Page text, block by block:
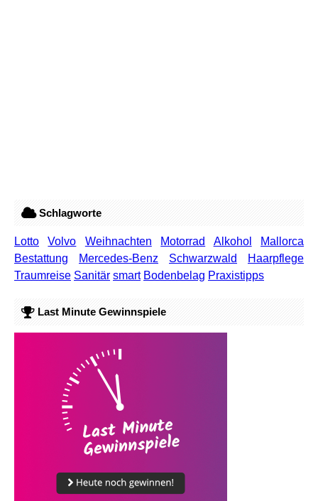
Schlagworte
Lotto Volvo Weihnachten Motorrad Alkohol
Mallorca
Bestattung
Mercedes-Benz Schwarzwald
Haarpflege
Traumreise Sanitär smart Bodenbelag Praxistipps
Last Minute Gewinnspiele